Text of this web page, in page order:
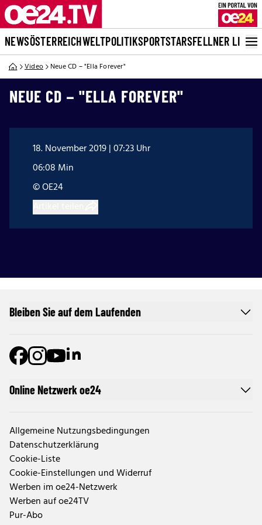
NEWSÖSTERREICHWELTPOLITIKSPORTSTARSFELLNER LIVE
Video Neue CD – "Ella Forever"
NEUE CD – "ELLA FOREVER"
18. November 2019 | 07:23 Uhr
06:08 Min
© OE24
Online Netzwerk oe24
Allgemeine Nutzungsbedingungen
Datenschutzerklärung
Cookie-Liste
Cookie-Einstellungen und Widerruf
Werben im oe24-Netzwerk
Werben auf oe24TV
Pur-Abo
Bleiben Sie auf dem Laufenden